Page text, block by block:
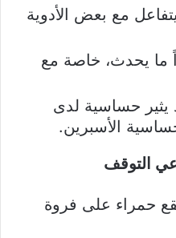
مع بعض الأدوية
ما يحدث، خاصة مع
يثير حساسية لدى
الأسبرين.
التوقف
حمراء على فروة